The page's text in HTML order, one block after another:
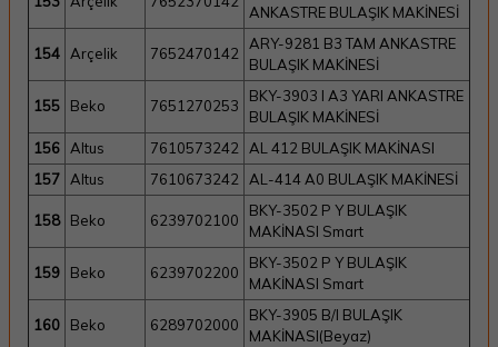
ANKASTRE BULAŞIK MAKİNESİ
154 Arçelik 7652470142
ARY-9281 B3 TAM ANKASTRE
BULAŞIK MAKİNESİ
155 Beko 7651270253
BKY-3903 I A3 YARI ANKASTRE
BULAŞIK MAKİNESİ
156 Altus 7610573242 AL 412 BULAŞIK MAKİNASI
157 Altus 7610673242 AL-414 A0 BULAŞIK MAKİNESİ
158 Beko 6239702100
BKY-3502 P Y BULAŞIK
MAKİNASI Smart
159 Beko 6239702200
BKY-3502 P Y BULAŞIK
MAKİNASI Smart
160 Beko 6289702000
BKY-3905 B/I BULAŞIK
MAKİNASI(Beyaz)